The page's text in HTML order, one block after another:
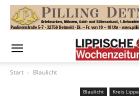
Start Blaulicht
Blaulicht Kreis Lippe